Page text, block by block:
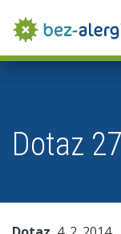
Dotaz